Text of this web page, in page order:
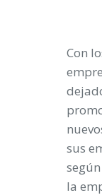
Con
sus
la